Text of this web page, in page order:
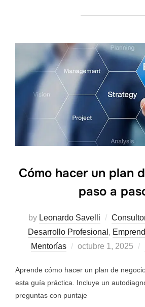
Cómo hacer un plan
paso a
by Leonardo Savelli
Desarrollo Profesional ,
Mentorías
octubre 1, 2025
Aprende cómo hacer un plan de
esta guía práctica. Incluye un
preguntas con puntaje